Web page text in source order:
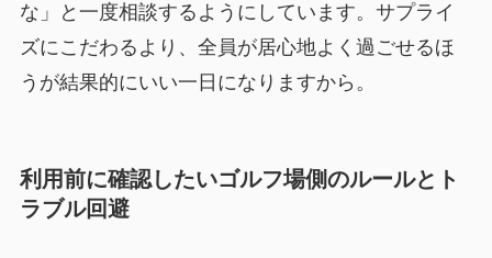
な」と一度相談するようにしています。サプライ
ズにこだわるより、全員が居心地よく過ごせるほ
うが結果的にいい一日になりますから。
利用前に確認したいゴルフ場側のルールとト
ラブル回避